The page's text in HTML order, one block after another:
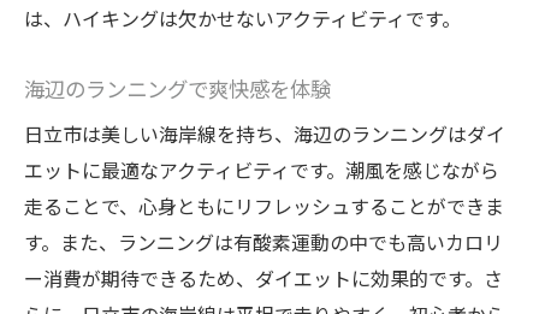
初心者向けの簡単なトレーニングメニュー
トレーナーと初心者のコミュニケーション
方法
ジムでの安全なトレーニングのポイント
初心者が気をつけるべきダイエットの落と
し穴
理想の体型を目指す日立市のダイエット成功事
は、ハイキングは欠かせないアクティビティです。
海辺のランニングで爽快感を体験
日立市は美しい海岸線を持ち、海辺のランニングはダイ
エットに最適なアクティビティです。潮風を感じながら
走ることで、心身ともにリフレッシュすることができま
す。また、ランニングは有酸素運動の中でも高いカロリ
ー消費が期待できるため、ダイエットに効果的です。さ